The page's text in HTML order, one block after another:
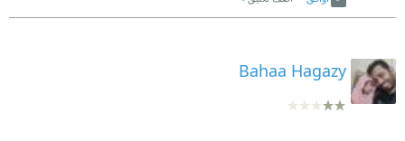
Bahaa Hagazy